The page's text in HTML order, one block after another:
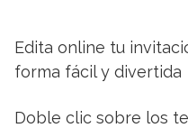
Edita online tu
forma fácil y divertida
Doble clic sobre los